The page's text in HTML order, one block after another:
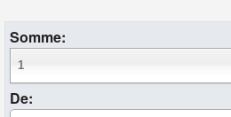
Somme:
De: